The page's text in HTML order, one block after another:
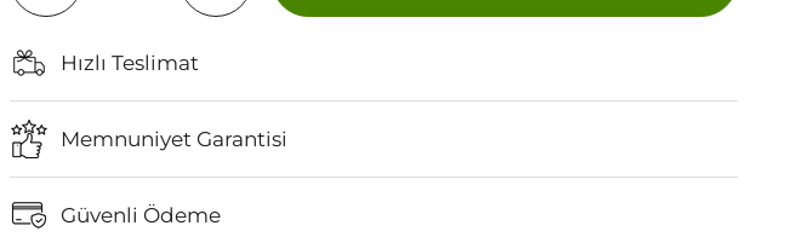
Hızlı Teslimat
Memnuniyet Garantisi
Güvenli Ödeme